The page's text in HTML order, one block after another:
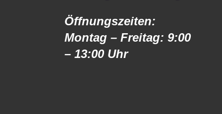
Öffnungszeiten:
Montag – Freitag: 9:00
– 13:00 Uhr